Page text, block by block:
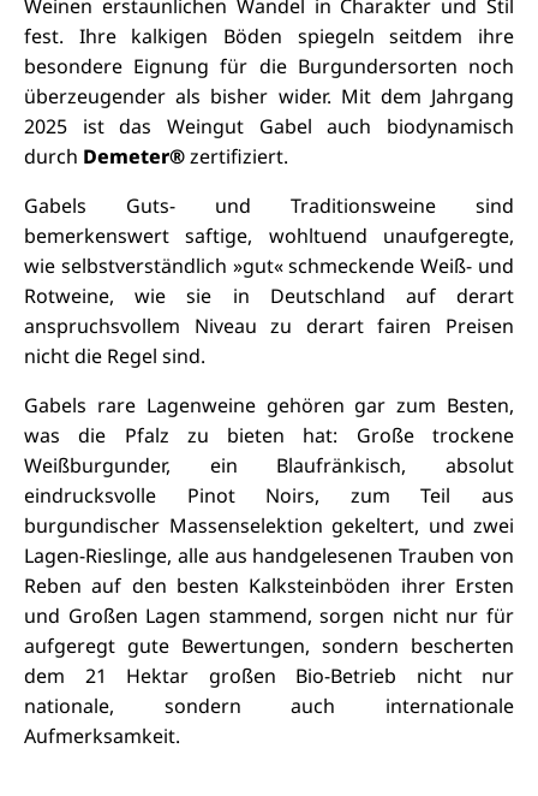
Weinen erstaunlichen Wandel in Charakter und Stil
fest. Ihre kalkigen Böden spiegeln seitdem ihre
besondere Eignung für die Burgundersorten noch
überzeugender als bisher wider. Mit dem Jahrgang
2025 ist das Weingut Gabel auch biodynamisch
durch Demeter®zertifiziert.
Gabels Guts- und Traditionsweine sind
bemerkenswert saftige, wohltuend unaufgeregte,
wie selbstverständlich »gut« schmeckende Weiß- und
Rotweine, wie sie in Deutschland auf derart
anspruchsvollem Niveau zu derart fairen Preisen
nicht die Regel sind.
Gabels rare Lagenweine gehören gar zum Besten,
was die Pfalz zu bieten hat: Große trockene
Weißburgunder, ein Blaufränkisch, absolut
eindrucksvolle Pinot Noirs, zum Teil aus
burgundischer Massenselektion gekeltert, und zwei
Lagen-Rieslinge, alle aus handgelesenen Trauben von
Reben auf den besten Kalksteinböden ihrer Ersten
und Großen Lagen stammend, sorgen nicht nur für
aufgeregt gute Bewertungen, sondern bescherten
dem 21 Hektar großen Bio-Betrieb nicht nur
nationale, sondern auch internationale
Aufmerksamkeit.